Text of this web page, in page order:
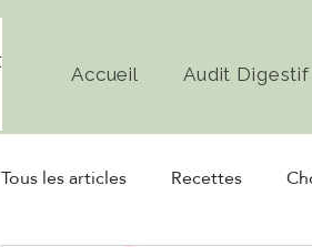
Accueil Audit Digestif
Tous les articles Recettes